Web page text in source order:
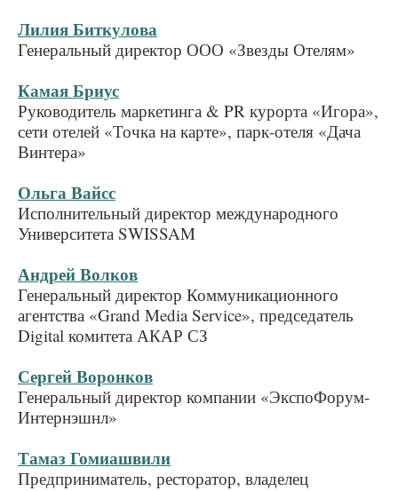
Лилия Биткулова
Генеральный директор ООО «Звезды Отелям»
Камая Бриус
Руководитель маркетинга & PR курорта «Игора»,
сети отелей «Точка на карте», парк-отеля «Дача
Винтера»
Ольга Вайсс
Исполнительный директор международного
Университета SWISSAM
Андрей Волков
Генеральный директор Коммуникационного
агентства «Grand Media Service», председатель
Digital комитета АКАР СЗ
Сергей Воронков
Генеральный директор компании «ЭкспоФорум-
Интернэшнл»
Тамаз Гомиашвили
Предприниматель, ресторатор, владелец